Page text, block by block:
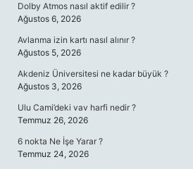
Dolby Atmos nasıl aktif edilir ?
Ağustos 6, 2026
Avlanma izin kartı nasıl alınır ?
Ağustos 5, 2026
Akdeniz Üniversitesi ne kadar büyük ?
Ağustos 3, 2026
Ulu Cami’deki vav harfi nedir ?
Temmuz 26, 2026
6 nokta Ne İşe Yarar ?
Temmuz 24, 2026